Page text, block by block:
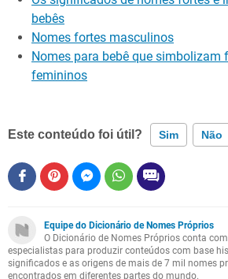
bebês
Nomes fortes masculinos
Nomes para bebê que simbolizam
femininos
Este conteúdo foi útil? Sim Não
Este conteúdo contém informação
Outro
Equipe do Dicionário de Nomes Próprios
O Dicionário de Nomes Próprios conta
especialistas para produzir conteúdos com base
significados e as origens de mais de 7 mil nomes
encontrados em diferentes partes do mundo.